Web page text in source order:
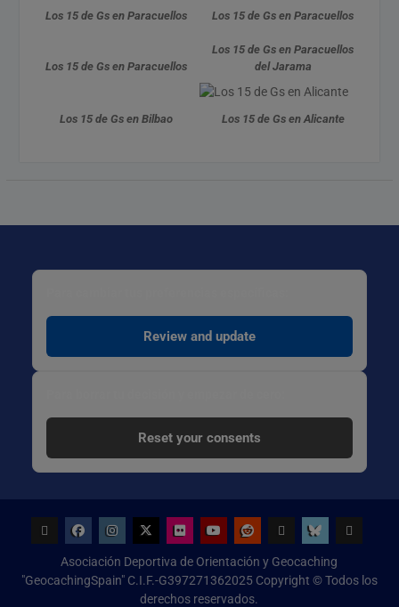
Los 15 de Gs en Paracuellos Los 15 de Gs en Paracuellos
Los 15 de Gs en Paracuellos
Los 15 de Gs en Paracuellos
del Jarama
Los 15 de Gs en Bilbao Los 15 de Gs en Alicante
Review and update
Reset your consents
Asociación Deportiva de Orientación y Geocaching
"GeocachingSpain" C.I.F.-G397271362025 Copyright © Todos los
derechos reservados.